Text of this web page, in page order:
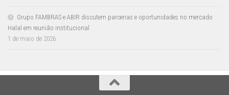
Grupo FAMBRAS e ABIR discutem parcerias e oportunidades no mercado
Halal em reunião institucional
1 de maio de 2026